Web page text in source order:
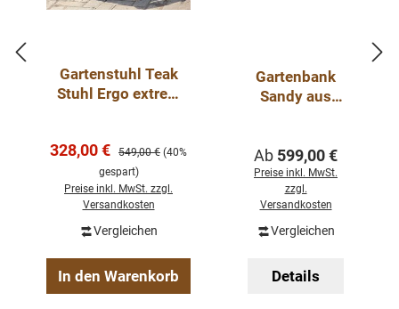
Gartenstuhl Teak
Stuhl Ergo extrem
Verkaufspreis:
328,00 € Regulärer Preis:
549,00 € (40%
gespart)
Preise inkl. MwSt. zzgl.
Versandkosten
Vergleichen
In den Warenkorb
Gartenbank
Sandy aus
Regulärer Preis:
Ab 599,00 €
Preise inkl. MwSt.
zzgl.
Versandkosten
Vergleichen
Details